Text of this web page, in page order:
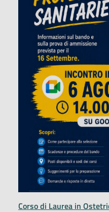
Corso di Laurea in